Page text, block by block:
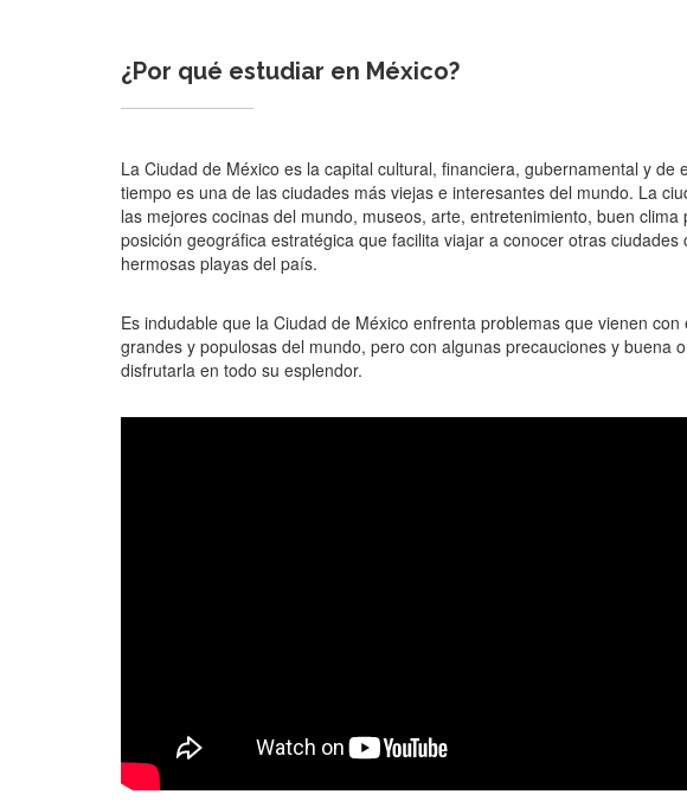
¿Por qué estudiar en México?
La Ciudad de México es la capital cultural, financiera, gubernamental y de
tiempo es una de las ciudades más viejas e interesantes del mundo. La
las mejores cocinas del mundo, museos, arte, entretenimiento, buen
posición geográfica estratégica que facilita viajar a conocer otras
hermosas playas del país.
Es indudable que la Ciudad de México enfrenta problemas que vienen
grandes y populosas del mundo, pero con algunas precauciones y buena
disfrutarla en todo su esplendor.